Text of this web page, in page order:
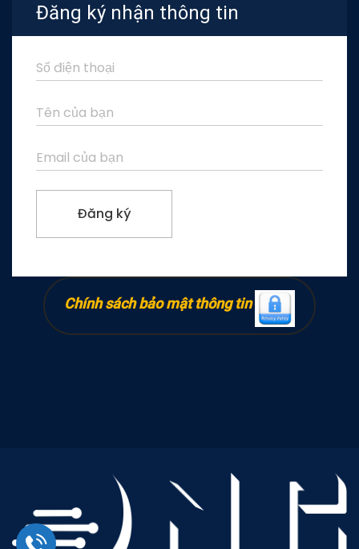
Đăng ký nhận thông tin
Chính sách bảo mật thông tin